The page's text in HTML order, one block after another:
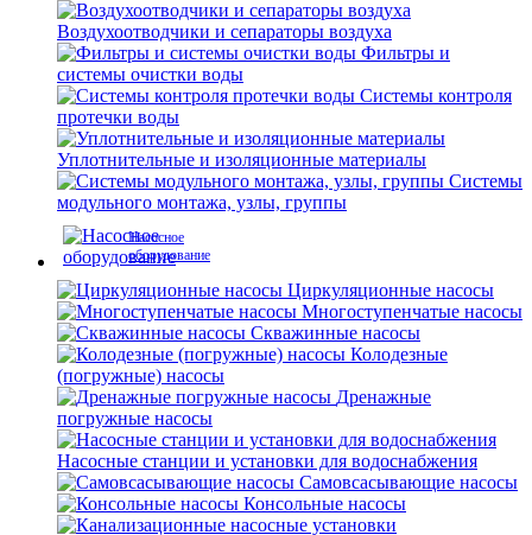
Воздухоотводчики и сепараторы воздуха
Фильтры и
системы очистки воды
Системы контроля
протечки воды
Уплотнительные и изоляционные материалы
Системы
модульного монтажа, узлы, группы
Насосное
оборудование
Циркуляционные насосы
Многоступенчатые насосы
Скважинные насосы
Колодезные
(погружные) насосы
Дренажные
погружные насосы
Насосные станции и установки для водоснабжения
Самовсасывающие насосы
Консольные насосы